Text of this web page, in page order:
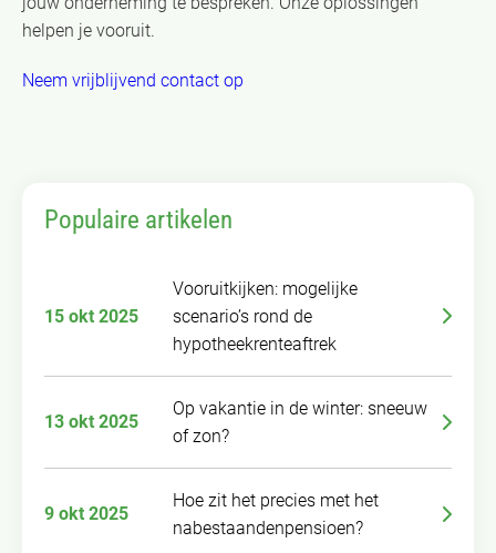
helpen je vooruit.
Neem vrijblijvend contact op
Populaire artikelen
15 okt 2025
Vooruitkijken: mogelijke
scenario’s rond de
hypotheekrenteaftrek
13 okt 2025
Op vakantie in de winter: sneeuw
of zon?
9 okt 2025
Hoe zit het precies met het
nabestaandenpensioen?